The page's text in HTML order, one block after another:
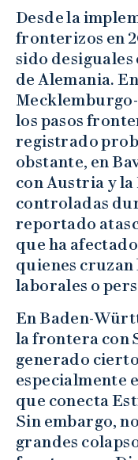
Desde la
fronterizos en
sido
de Alemania.
los pasos
registrado
obstante, en
con Austria y la
controladas
reportado
que ha
quienes
laborales o
En Baden-
la frontera con
generado
especialmente
que conecta
Sin embargo,
grandes